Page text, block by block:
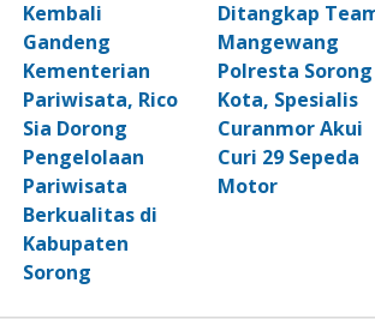
Kembali
Gandeng
Kementerian
Pariwisata, Rico
Sia Dorong
Pengelolaan
Pariwisata
Berkualitas di
Kabupaten
Sorong
Ditangkap
Mangewang
Polresta Sorong
Kota, Spesialis
Curanmor Akui
Curi 29 Sepeda
Motor